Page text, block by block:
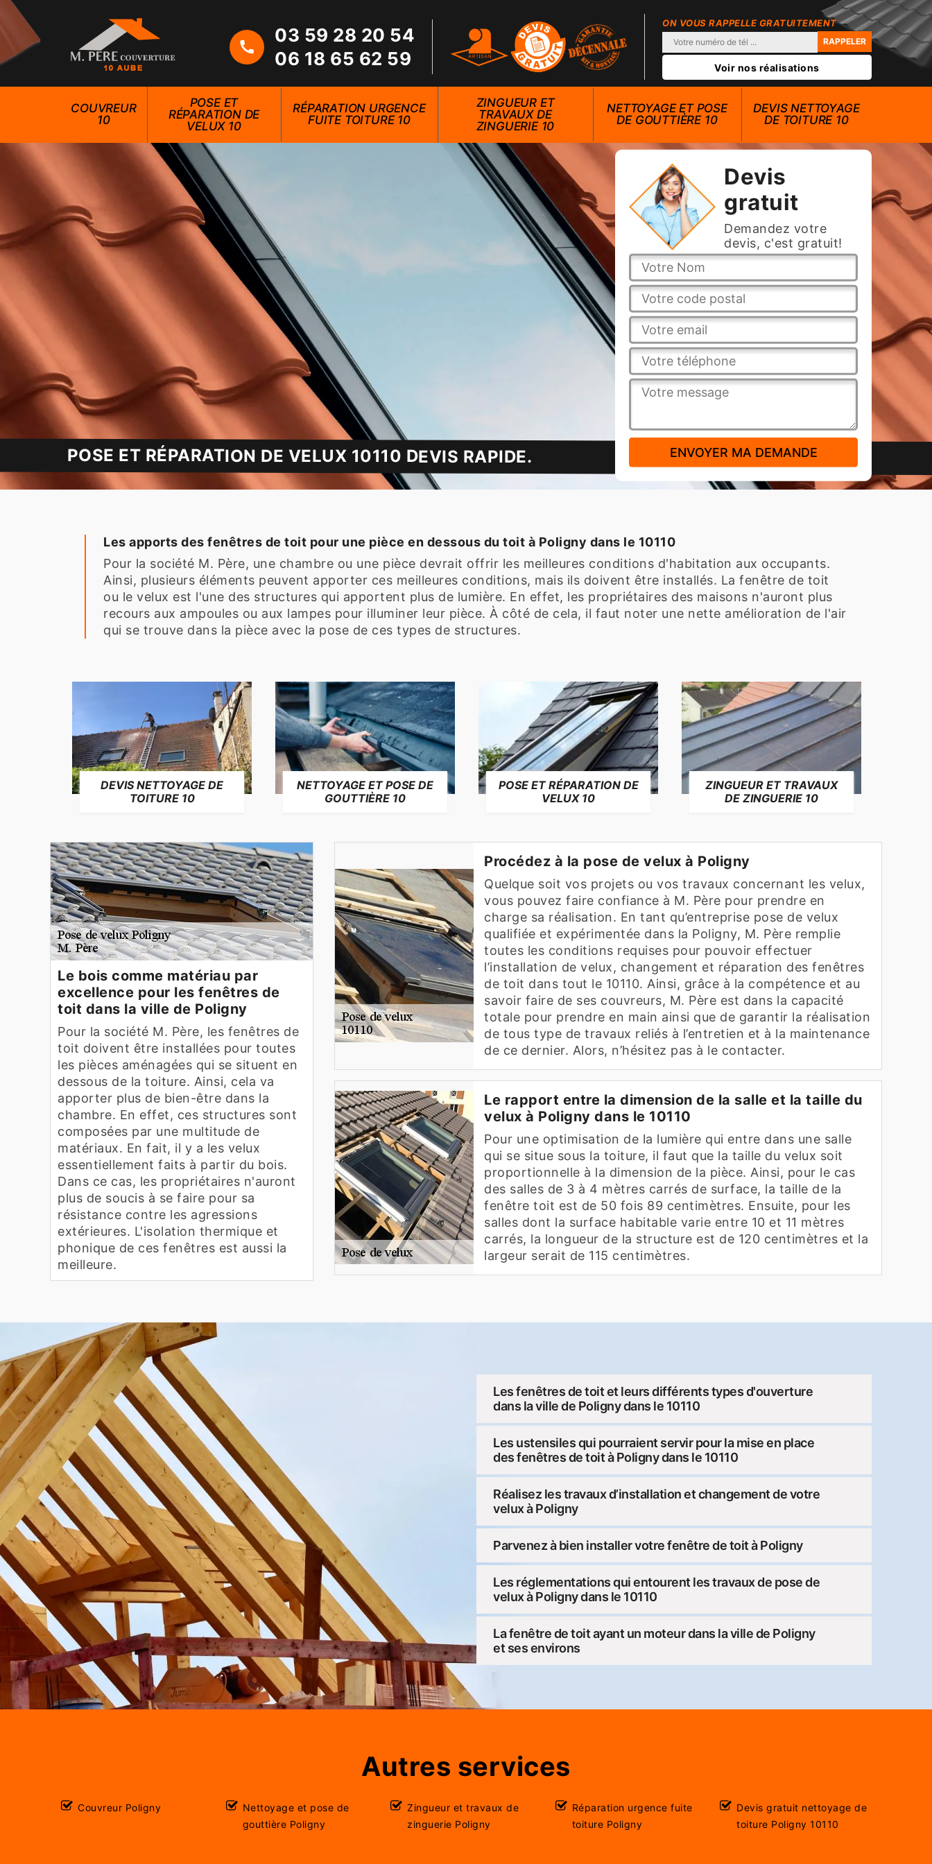
03 59 28 20 54
06 18 65 62 59
ON VOUS RAPPELLE GRATUITEMENT
Voir nos réalisations
COUVREUR
10
POSE ET
RÉPARATION DE
VELUX 10
RÉPARATION URGENCE
FUITE TOITURE 10
ZINGUEUR ET
TRAVAUX DE
ZINGUERIE 10
NETTOYAGE ET POSE
DE GOUTTIÈRE 10
DEVIS NETTOYAGE
DE TOITURE 10
Devis
gratuit
Demandez votre
devis, c'est gratuit!
POSE ET RÉPARATION DE VELUX 10110 DEVIS RAPIDE.
Les apports des fenêtres de toit pour une pièce en dessous du toit à Poligny dans le 10110
Pour la société M. Père, une chambre ou une pièce devrait offrir les meilleures conditions d'habitation aux occupants.
Ainsi, plusieurs éléments peuvent apporter ces meilleures conditions, mais ils doivent être installés. La fenêtre de toit
ou le velux est l'une des structures qui apportent plus de lumière. En effet, les propriétaires des maisons n'auront plus
recours aux ampoules ou aux lampes pour illuminer leur pièce. À côté de cela, il faut noter une nette amélioration de l'air
qui se trouve dans la pièce avec la pose de ces types de structures.
DEVIS NETTOYAGE DE
TOITURE 10
NETTOYAGE ET POSE DE
GOUTTIÈRE 10
POSE ET RÉPARATION DE
VELUX 10
ZINGUEUR ET TRAVAUX
DE ZINGUERIE 10
Le bois comme matériau par
excellence pour les fenêtres de
toit dans la ville de Poligny
Pour la société M. Père, les fenêtres de
toit doivent être installées pour toutes
les pièces aménagées qui se situent en
dessous de la toiture. Ainsi, cela va
apporter plus de bien-être dans la
chambre. En effet, ces structures sont
composées par une multitude de
matériaux. En fait, il y a les velux
essentiellement faits à partir du bois.
Dans ce cas, les propriétaires n'auront
plus de soucis à se faire pour sa
résistance contre les agressions
extérieures. L'isolation thermique et
phonique de ces fenêtres est aussi la
meilleure.
Procédez à la pose de velux à Poligny
Quelque soit vos projets ou vos travaux concernant les velux,
vous pouvez faire confiance à M. Père pour prendre en
charge sa réalisation. En tant qu’entreprise pose de velux
qualifiée et expérimentée dans la Poligny, M. Père remplie
toutes les conditions requises pour pouvoir effectuer
l’installation de velux, changement et réparation des fenêtres
de toit dans tout le 10110. Ainsi, grâce à la compétence et au
savoir faire de ses couvreurs, M. Père est dans la capacité
totale pour prendre en main ainsi que de garantir la réalisation
de tous type de travaux reliés à l’entretien et à la maintenance
de ce dernier. Alors, n’hésitez pas à le contacter.
Le rapport entre la dimension de la salle et la taille du
velux à Poligny dans le 10110
Pour une optimisation de la lumière qui entre dans une salle
qui se situe sous la toiture, il faut que la taille du velux soit
proportionnelle à la dimension de la pièce. Ainsi, pour le cas
des salles de 3 à 4 mètres carrés de surface, la taille de la
fenêtre toit est de 50 fois 89 centimètres. Ensuite, pour les
salles dont la surface habitable varie entre 10 et 11 mètres
carrés, la longueur de la structure est de 120 centimètres et la
largeur serait de 115 centimètres.
Les fenêtres de toit et leurs différents types d'ouverture
dans la ville de Poligny dans le 10110
Les ustensiles qui pourraient servir pour la mise en place
des fenêtres de toit à Poligny dans le 10110
Réalisez les travaux d’installation et changement de votre
velux à Poligny
Parvenez à bien installer votre fenêtre de toit à Poligny
Les réglementations qui entourent les travaux de pose de
velux à Poligny dans le 10110
La fenêtre de toit ayant un moteur dans la ville de Poligny
et ses environs
Autres services
Couvreur Poligny
Nettoyage et pose de
gouttière Poligny
Zingueur et travaux de
zinguerie Poligny
Réparation urgence fuite
toiture Poligny
Devis gratuit nettoyage de
toiture Poligny 10110